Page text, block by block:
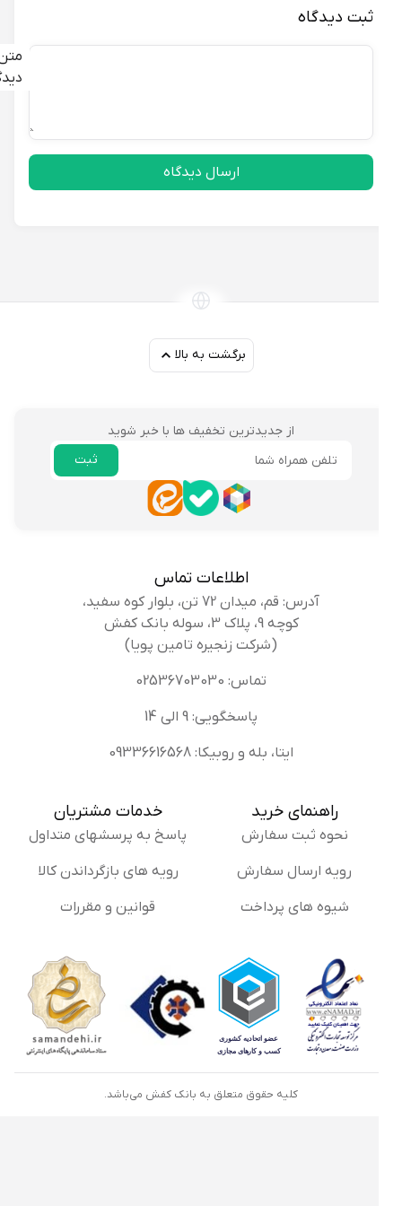
ثبت دیدگاه
متن
دیدگاه
ارسال دیدگاه
برگشت به بالا
از جدیدترین تخفیف ها با خبر شوید
اطلاعات تماس
آدرس: قم، میدان 72 تن، بلوار کوه سفید،
کوچه 9، پلاک 3، سوله بانک کفش
(شرکت زنجیره تامین پویا)
تماس: 02536703030
پاسخگویی: 9 الی 14
ایتا، بله و روبیکا: 09336616568
راهنمای خرید
نحوه ثبت سفارش
رویه ارسال سفارش
شیوه های پرداخت
خدمات مشتریان
پاسخ به پرسشهای متداول
رویه های بازگرداندن کالا
قوانین و مقررات
کلیه حقوق متعلق به بانک کفش می‌باشد.